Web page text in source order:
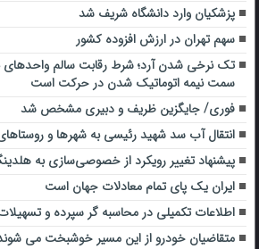
پزشکیان وارد دانشگاه شریف شد
سهم تهران در ارزش افزوده کشور
تک نرخی شدن آرد؛ شرط رقابت سالم واحدهای
سمت نیمه اتوماتیک شدن در حرکت است
فوری/ جایگزین ظریف و دبیری مشخص شد
انتقال آب سد شهید رئیسی به شهرها و
پیشنهاد تغییر رویکرد از خصوصی‌سازی به
ایران یک پای تمام معادلات جهان است
اطلاعات تکمیلی در محاسبه گر سپرده و
متقاضیان خودرو از این مسیر خوشبخت می شوند